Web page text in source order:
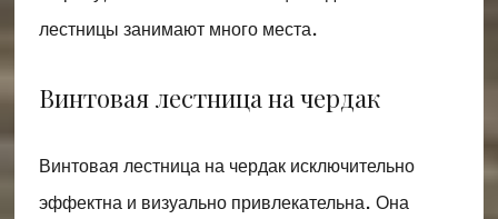
лестницы занимают много места.
Винтовая лестница на чердак
Винтовая лестница на чердак исключительно
эффектна и визуально привлекательна. Она